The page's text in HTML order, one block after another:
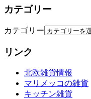
カテゴリー
カテゴリー
リンク
北欧雑貨情報
マリメッコの雑貨
キッチン雑貨